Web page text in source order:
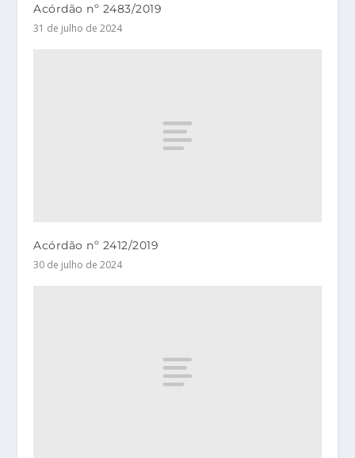
Acórdão nº 2483/2019
31 de julho de 2024
Acórdão nº 2412/2019
30 de julho de 2024